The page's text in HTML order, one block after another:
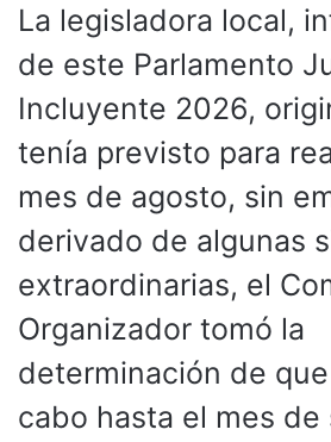
La legisladora local,
de este Parlamento
Incluyente 2026,
tenía previsto para
mes de agosto, sin
derivado de algunas
extraordinarias, el
Organizador tomó la
determinación de
cabo hasta el mes